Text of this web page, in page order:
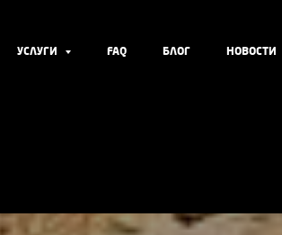
УСЛУГИ FAQ БЛОГ НОВОСТИ